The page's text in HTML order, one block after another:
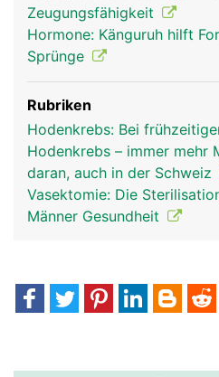
Zeugungsfähigkeit
Hormone: Känguruh hilft
Sprünge
Rubriken
Hodenkrebs: Bei
Hodenkrebs – immer mehr
daran, auch in der Schweiz
Vasektomie: Die
Männer Gesundheit